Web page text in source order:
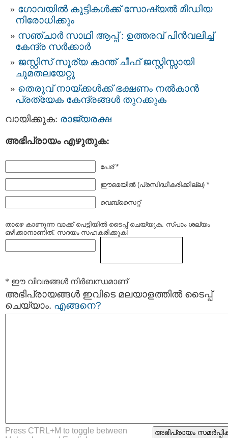
ഗോവയിൽ കുട്ടികൾക്ക് സോഷ്യൽ മീഡിയ
നിരോധിക്കും
സഞ്ചാർ സാഥി ആപ്പ് : ഉത്തരവ് പിൻവലിച്ച്
കേന്ദ്ര സർക്കാർ
ജസ്റ്റിസ് സൂര്യ കാന്ത് ചീഫ് ജസ്റ്റിസ്സായി
ചുമതലയേറ്റു
തെരുവ് നായ്ക്കള്‍ക്ക് ഭക്ഷണം നൽകാൻ
പ്രത്യേക കേന്ദ്രങ്ങള്‍ തുറക്കുക
വായിക്കുക: രാജ്യരക്ഷ
അഭിപ്രായം എഴുതുക:
പേര് *
ഈമെയില്‍ (പ്രസിദ്ധീകരിക്കില്ല) *
വെബ്സൈറ്റ്
താഴെ കാണുന്ന വാക്ക് പെട്ടിയില്‍ ടൈപ്പ്‌ ചെയ്യുക. സ്പാം ശല്യം
ഒഴിക്കാനാണിത്. സദയം സഹകരിക്കുക!
* ഈ വിവരങ്ങള്‍ നിര്‍ബന്ധമാണ്
അഭിപ്രായങ്ങള്‍ ഇവിടെ മലയാളത്തില്‍ ടൈപ്പ്
ചെയ്യാം. എങ്ങനെ?
Press CTRL+M to toggle between